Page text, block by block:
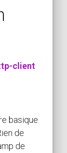
client
basique
de
de